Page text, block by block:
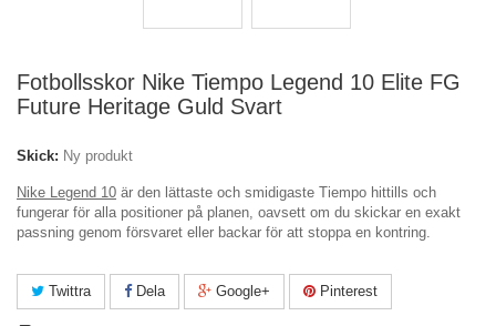
Fotbollsskor Nike Tiempo Legend 10 Elite FG
Future Heritage Guld Svart
Skick: Ny produkt
Nike Legend 10 är den lättaste och smidigaste Tiempo hittills och
fungerar för alla positioner på planen, oavsett om du skickar en exakt
passning genom försvaret eller backar för att stoppa en kontring.
Twittra Dela Google+ Pinterest